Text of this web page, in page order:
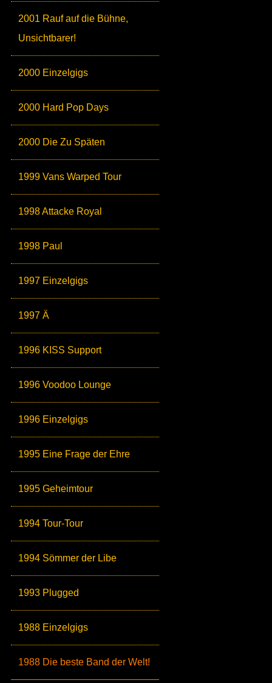
2001 Rauf auf die Bühne,
Unsichtbarer!
2000 Einzelgigs
2000 Hard Pop Days
2000 Die Zu Späten
1999 Vans Warped Tour
1998 Attacke Royal
1998 Paul
1997 Einzelgigs
1997 Ä
1996 KISS Support
1996 Voodoo Lounge
1996 Einzelgigs
1995 Eine Frage der Ehre
1995 Geheimtour
1994 Tour-Tour
1994 Sömmer der Libe
1993 Plugged
1988 Einzelgigs
1988 Die beste Band der Welt!